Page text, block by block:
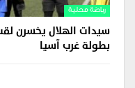
رياضة محلية
سيدات الهلال يخسرن لقب
بطولة غرب آسيا